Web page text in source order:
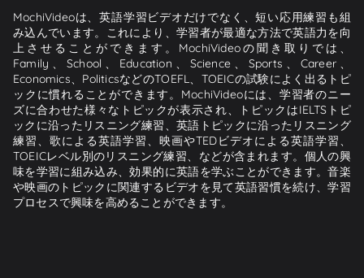
MochiVideoは、英語学習ビデオだけでなく、短い応用練習も組
み込んでいます。これにより、学習者が最適な方法で英語力を向
上させることができます。MochiVideoの聞き取りでは、
Family、School、Education、Science、Sports、Career、
Economics、PoliticsなどのTOEFL、TOEICの試験によく出るトピ
ックに慣れることができます。MochiVideoには、学習者のニー
ズに合わせた様々なトピックが表示され、トピックはIELTSトピ
ックに沿ったリスニング練習、英語トピックに沿ったリスニング
練習、歌による英語学習、映画やTEDビデオによる英語学習、
TOEICレベル別のリスニング練習、などが含まれます。個人の興
味を学習に組み込み、効果的に英語を学ぶことができます。音楽
や映画のトピックに関連するビデオを見て英語習慣を続け、学習
プロセスで興味を高めることができます。